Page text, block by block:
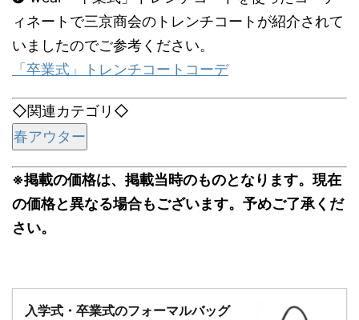
ィネートで三京商会のトレンチコートが紹介されて
いましたのでご参考ください。
「卒業式」トレンチコートコーデ
◇関連カテゴリ◇
春アウター
※掲載の価格は、掲載当時のものとなります。現在
の価格と異なる場合もございます。予めご了承くだ
さい。
入学式・卒業式のフォーマルバッグ